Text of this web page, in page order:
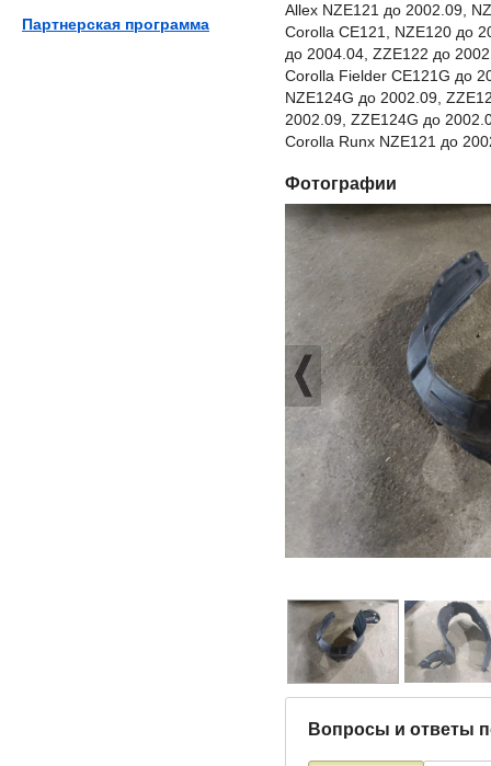
Allex NZE121 до 2002.09,
Corolla CE121, NZE120 до
до 2004.04, ZZE122 до
Corolla Fielder CE121G до
NZE124G до 2002.09,
2002.09, ZZE124G до
Corolla Runx NZE121 до
Фотографии
Вопросы и ответы
Партнерская программа